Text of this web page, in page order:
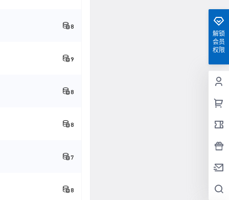
8
9
8
8
7
8
解锁
会员
权限